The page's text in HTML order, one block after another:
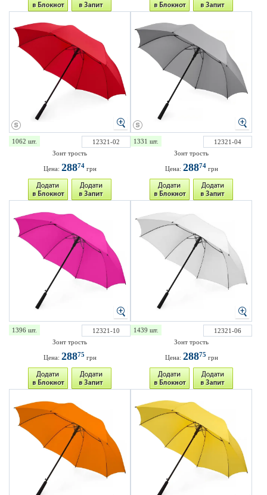
1062 шт.
12321-02
Зонт трость
Цена: 28874грн
1331 шт.
12321-04
Зонт трость
Цена: 28874грн
1396 шт.
12321-10
Зонт трость
Цена: 28875 грн
1439 шт.
12321-06
Зонт трость
Цена: 28875 грн